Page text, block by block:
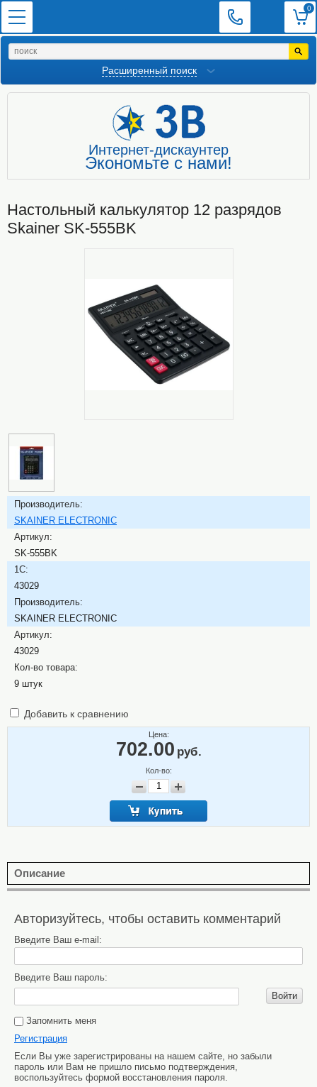
0
Расширенный поиск
Интернет-дискаунтер
Экономьте с нами!
Настольный калькулятор 12 разрядов
Skainer SK-555BK
Производитель:
SKAINER ELECTRONIC
Артикул:
SK-555BK
1C:
43029
Производитель:
SKAINER ELECTRONIC
Артикул:
43029
Кол-во товара:
9 штук
Добавить к сравнению
Цена:
702.00 руб.
Кол-во:
Описание
Авторизуйтесь, чтобы оставить комментарий
Введите Ваш e-mail:
Введите Ваш пароль:
Войти
Запомнить меня
Регистрация
Если Вы уже зарегистрированы на нашем сайте, но забыли
пароль или Вам не пришло письмо подтверждения,
воспользуйтесь формой восстановления пароля.